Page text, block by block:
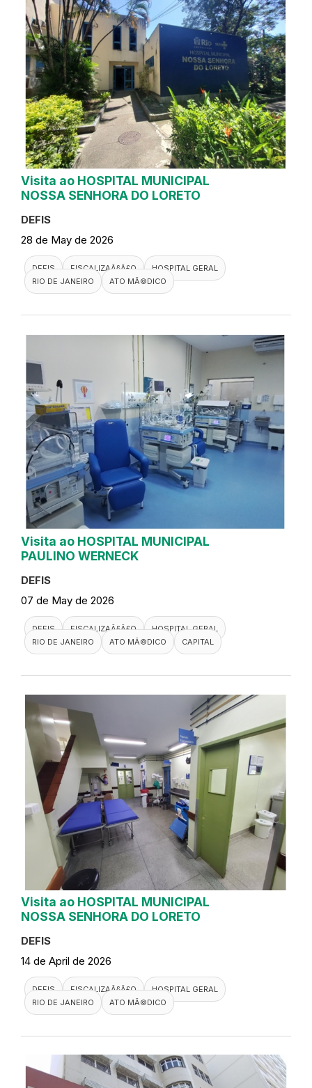
Visita ao HOSPITAL MUNICIPAL
NOSSA SENHORA DO LORETO
DEFIS
28 de May de 2026
DEFIS FISCALIZAÃ§Ã£O
HOSPITAL GERAL
RIO DE JANEIRO
ATO MÃ©DICO
Visita ao HOSPITAL MUNICIPAL
PAULINO WERNECK
DEFIS
07 de May de 2026
DEFIS FISCALIZAÃ§Ã£O
HOSPITAL GERAL
RIO DE JANEIRO
ATO MÃ©DICO CAPITAL
Visita ao HOSPITAL MUNICIPAL
NOSSA SENHORA DO LORETO
DEFIS
14 de April de 2026
DEFIS FISCALIZAÃ§Ã£O
HOSPITAL GERAL
RIO DE JANEIRO
ATO MÃ©DICO